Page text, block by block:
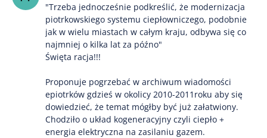
"Trzeba jednocześnie podkreślić, że modernizacja
piotrkowskiego systemu ciepłowniczego, podobnie
jak w wielu miastach w całym kraju, odbywa się co
najmniej o kilka lat za późno"
Święta racja!!!
Proponuje pogrzebać w archiwum wiadomości
epiotrków gdzieś w okolicy 2010-2011roku aby się
dowiedzieć, że temat mógłby być już załatwiony.
Chodziło o układ kogeneracyjny czyli ciepło +
energia elektryczna na zasilaniu gazem.